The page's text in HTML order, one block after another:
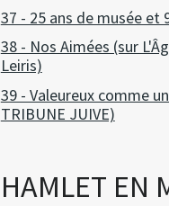
37 - 25 ans de musée et
38 - Nos Aimées (sur
Leiris)
39 - Valeureux comme
TRIBUNE JUIVE)
HAMLET EN